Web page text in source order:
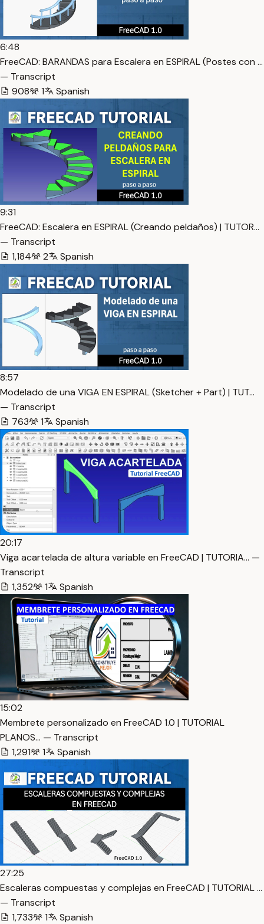
6:48
FreeCAD: BARANDAS para Escalera en ESPIRAL (Postes con …
— Transcript
908
1 Spanish
9:31
FreeCAD: Escalera en ESPIRAL (Creando peldaños) | TUTOR…
— Transcript
1,184
2 Spanish
8:57
Modelado de una VIGA EN ESPIRAL (Sketcher + Part) | TUT…
— Transcript
763
1 Spanish
20:17
Viga acartelada de altura variable en FreeCAD | TUTORIA… —
Transcript
1,352
1 Spanish
15:02
Membrete personalizado en FreeCAD 1.0 | TUTORIAL
PLANOS… — Transcript
1,291
1 Spanish
27:25
Escaleras compuestas y complejas en FreeCAD | TUTORIAL …
— Transcript
1,733
1 Spanish